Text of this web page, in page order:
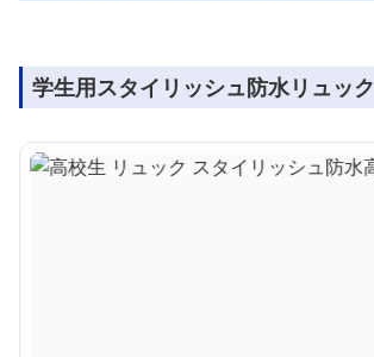
学生用スタイリッシュ防水リュック